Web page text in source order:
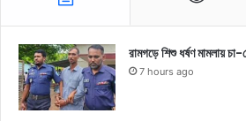
রামগড়ে শিশু ধর্ষণ মামলায়
7 hours ago